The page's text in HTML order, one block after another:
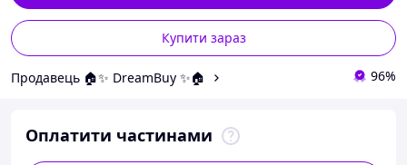
Купити зараз
Продавець 🏠✨ DreamBuy ✨🏠 96%
Оплатити частинами